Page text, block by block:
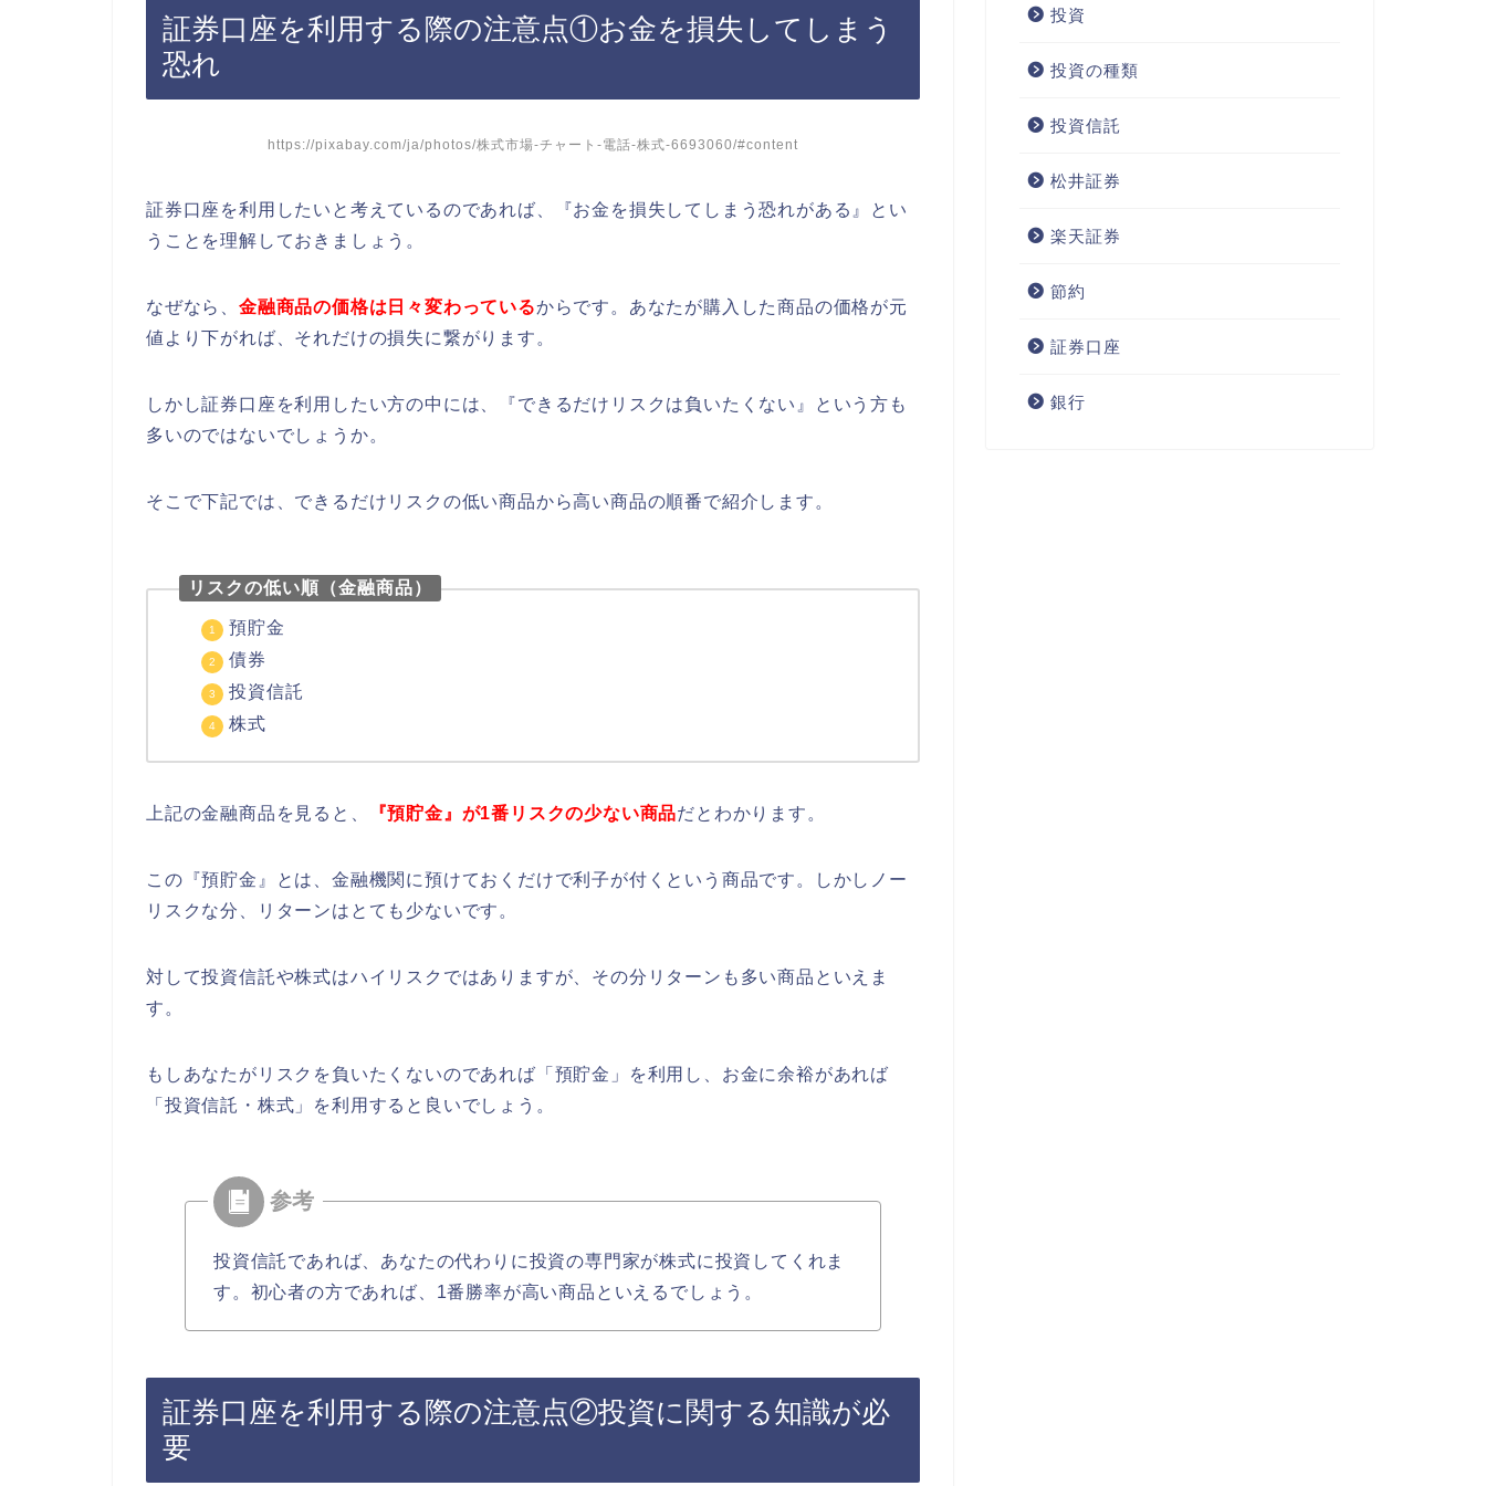
証券口座を利用する際の注意点①お金を損失してしまう
恐れ
https://pixabay.com/ja/photos/株式市場-チャート-電話-株式-6693060/#content
証券口座を利用したいと考えているのであれば、『お金を損失してしまう恐れがある』とい
うことを理解しておきましょう。
なぜなら、 金融商品の価格は日々変わっているからです。あなたが購入した商品の価格が元
値より下がれば、それだけの損失に繋がります。
しかし証券口座を利用したい方の中には、『できるだけリスクは負いたくない』という方も
多いのではないでしょうか。
そこで下記では、できるだけリスクの低い商品から高い商品の順番で紹介します。
リスクの低い順（金融商品）
預貯金
債券
投資信託
株式
上記の金融商品を見ると、 『預貯金』が1番リスクの少ない商品だとわかります。
この『預貯金』とは、金融機関に預けておくだけで利子が付くという商品です。しかしノー
リスクな分、リターンはとても少ないです。
対して投資信託や株式はハイリスクではありますが、その分リターンも多い商品といえま
す。
もしあなたがリスクを負いたくないのであれば「預貯金」を利用し、お金に余裕があれば
「投資信託・株式」を利用すると良いでしょう。
投資信託であれば、あなたの代わりに投資の専門家が株式に投資してくれま
す。初心者の方であれば、1番勝率が高い商品といえるでしょう。
証券口座を利用する際の注意点②投資に関する知識が必
要
投資
投資の種類
投資信託
松井証券
楽天証券
節約
証券口座
銀行